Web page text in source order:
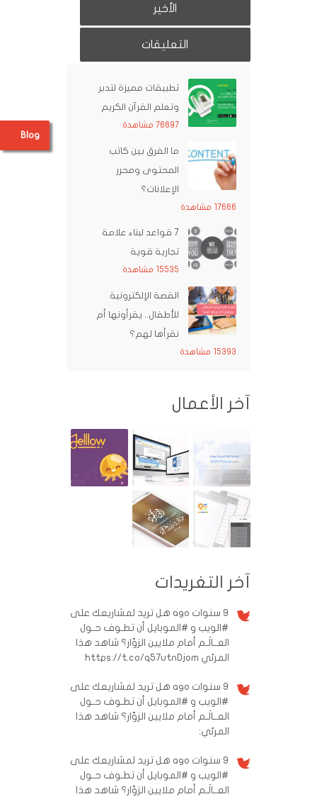
الأخير
التعليقات
تطبيقات مميزة لتدبر
وتعلم القرآن الكريم
76697 مشاهدة
ما الفرق بين كاتب
المحتوى ومحرر
الإعلانات؟
17666 مشاهدة
7 قواعد لبناء علامة
تجارية قوية
15535 مشاهدة
القصة الإلكترونية
للأطفال.. يقرأونها أم
نقرأها لهم؟
15393 مشاهدة
آخر الأعمال
آخر التغريدات
9 سنوات ago
هل تريد لمشاريعك على
#الويب و #الموبايل أن تطـوف حـول
العــالَـم أمام ملايين الزوّار؟ شاهد هذا
المرئي https://t.co/q57utnDjom
9 سنوات ago
هل تريد لمشاريعك على
#الويب و #الموبايل أن تطـوف حـول
العــالَـم أمام ملايين الزوّار؟ شاهد هذا
المرئي:
9 سنوات ago
هل تريد لمشاريعك على
#الويب و #الموبايل أن تطـوف حـول
العــالَـم أمام ملايين الزوّار؟ شاهد هذا
Blog